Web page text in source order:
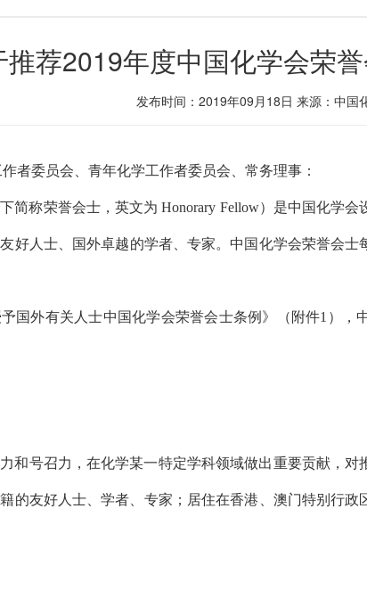
推荐2019年度中国化学会荣
发布时间：2019年09月18日 来源：中国
者委员会、青年化学工作者委员会、常务理事：
简称荣誉会士，英文为 Honorary Fellow）是中国化学
好人士、国外卓越的学者、专家。中国化学会荣誉会
国外有关人士中国化学会荣誉会士条例》（附件1），
和号召力，在化学某一特定学科领域做出重要贡献，
的友好人士、学者、专家；居住在香港、澳门特别行